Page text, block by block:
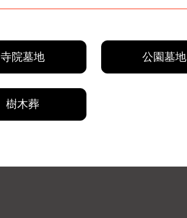
寺院墓地 公園墓地
樹木葬